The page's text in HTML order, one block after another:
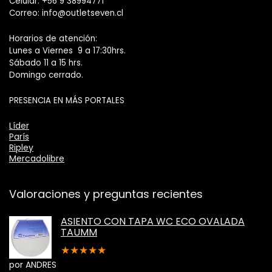
Correo: info@outletseven.cl
Horarios de atención:
Lunes a Viernes 9 a 17:30hrs.
Sábado 11 a 15 hrs.
Domingo cerrado.
PRESENCIA EN MÁS PORTALES
Líder
París
Ripley
Mercadolibre
Valoraciones y preguntas recientes
ASIENTO CON TAPA WC ECO OVALADA
TAUMM
★★★★★
por ANDRES